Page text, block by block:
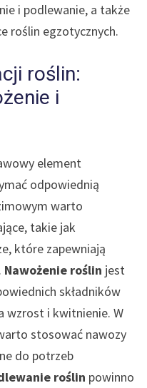
i podlewanie, a także
roślin egzotycznych.
roślin:
i
element
odpowiednią
warto
takie jak
które zapewniają
Nawożenie roślin jest
składników
wzrost i kwitnienie. W
stosować nawozy
do potrzeb
roślin powinno